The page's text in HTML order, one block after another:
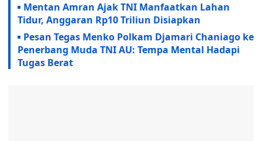
Mentan Amran Ajak TNI Manfaatkan Lahan
Tidur, Anggaran Rp10 Triliun Disiapkan
Pesan Tegas Menko Polkam Djamari Chaniago ke
Penerbang Muda TNI AU: Tempa Mental Hadapi
Tugas Berat